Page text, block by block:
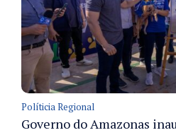
Políticia Regional